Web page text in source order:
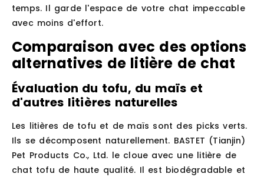
temps. Il garde l'espace de votre chat impeccable
avec moins d'effort.
Comparaison avec des options
alternatives de litière de chat
Évaluation du tofu, du maïs et
d'autres litières naturelles
Les litières de tofu et de maïs sont des picks verts.
Ils se décomposent naturellement. BASTET (Tianjin)
Pet Products Co., Ltd. le cloue avec une litière de
chat tofu de haute qualité. Il est biodégradable et